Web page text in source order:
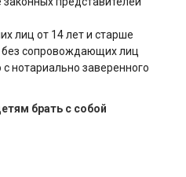
лиц от 14 лет и старше
без сопровождающих лиц
нотариально заверенного
брать с собой